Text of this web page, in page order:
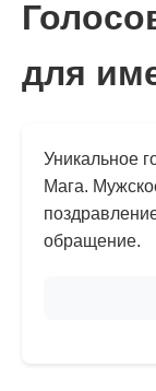
для
Уникальное
Мага.
обращение.